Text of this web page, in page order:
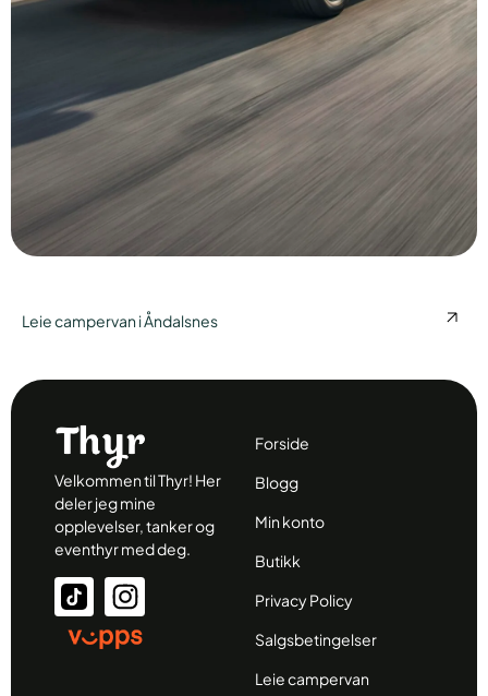
Leie campervan i Åndalsnes
Velkommen til Thyr! Her
deler jeg mine
opplevelser, tanker og
eventhyr med deg.
Forside
Blogg
Min konto
Butikk
Privacy Policy
Salgsbetingelser
Leie campervan